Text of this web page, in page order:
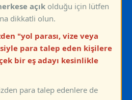
açık olduğu için lütfen
dikkatli olun.
"yol parası, vize veya
para talep eden kişilere
bir eş adayı kesinlikle
para talep edenlere de